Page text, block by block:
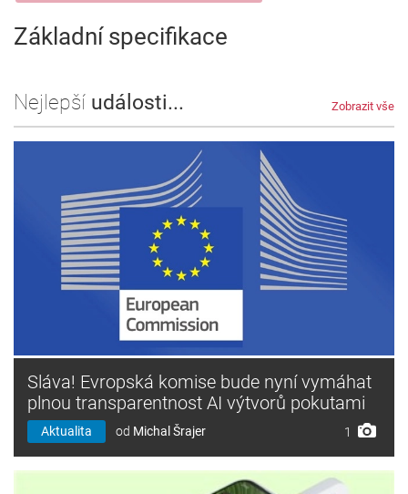
Základní specifikace
Nejlepší události... Zobrazit vše
Sláva! Evropská komise bude nyní vymáhat
plnou transparentnost AI výtvorů pokutami
Aktualita od Michal Šrajer 1